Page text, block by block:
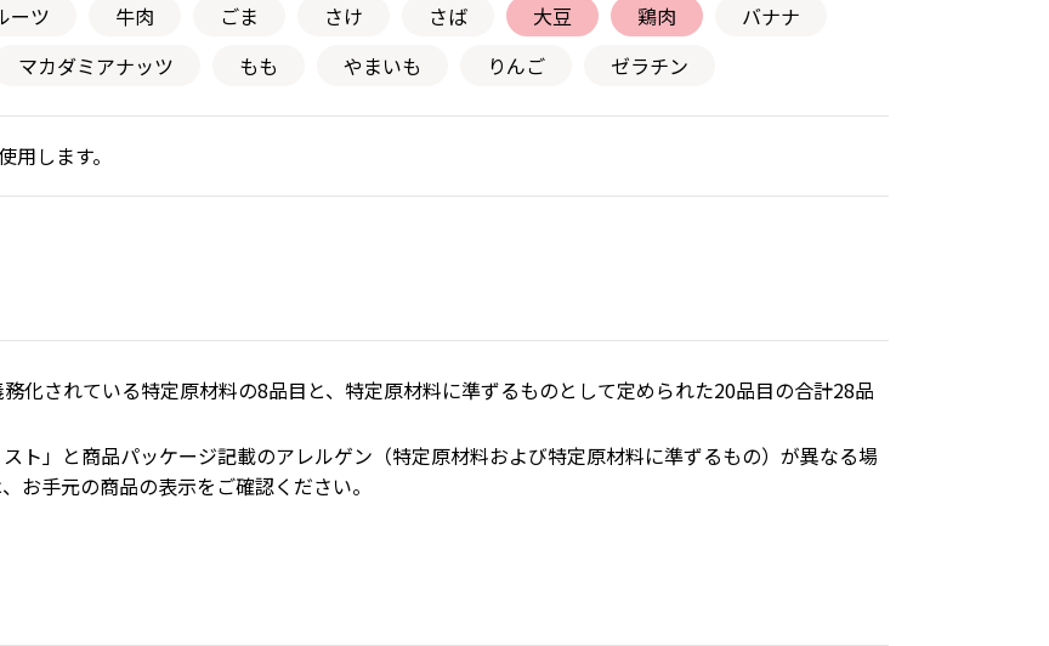
ーツ
牛肉 ごま さけ さば 大豆 鶏肉
バナナ
マカダミアナッツ もも やまいも りんご ゼラチン
用します。
化されている特定原材料の8品目と、特定原材料に準ずるものとして定められた20品目の合計28品
ト」と商品パッケージ記載のアレルゲン（特定原材料および特定原材料に準ずるもの）が異なる場
お手元の商品の表示をご確認ください。